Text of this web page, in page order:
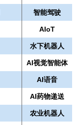
智能驾驶
AIoT
水下机器人
AI视觉智能体
AI语音
AI药物递送
农业机器人